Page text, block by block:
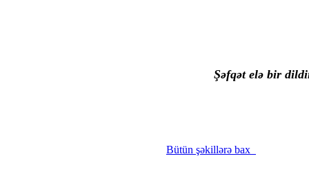
Şəfqət elə bir
Bütün şəkillərə bax